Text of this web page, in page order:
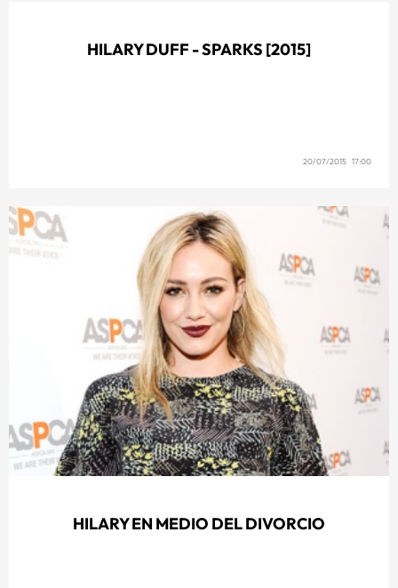
HILARY DUFF - SPARKS [2015]
20/07/2015 17:00
HILARY EN MEDIO DEL DIVORCIO